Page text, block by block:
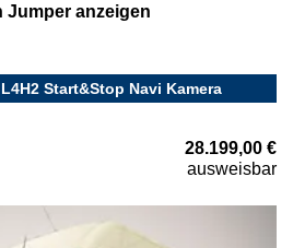
Jumper anzeigen
Start&Stop Navi Kamera
28.199,00 €
ausweisbar